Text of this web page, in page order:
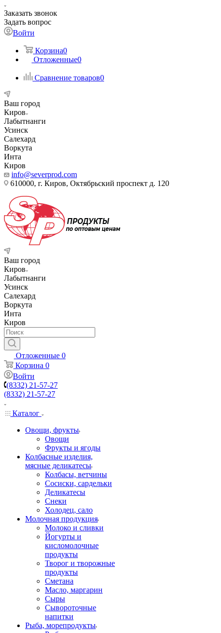
Заказать звонок
Задать вопрос
Войти
Корзина0
Отложенные0
Сравнение товаров0
Ваш город
Киров
Лабытнанги
Усинск
Салехард
Воркута
Инта
Киров
info@severprod.com
610000, г. Киров, Октябрьский проспект д. 120
Ваш город
Киров
Лабытнанги
Усинск
Салехард
Воркута
Инта
Киров
Отложенные 0
Корзина 0
Войти
(8332) 21-57-27
(8332) 21-57-27
Каталог
Овощи, фрукты
Овощи
Фрукты и ягоды
Колбасные изделия,
мясные деликатесы
Колбасы, ветчины
Сосиски, сардельки
Деликатесы
Снеки
Холодец, сало
Молочная продукция
Молоко и сливки
Йогурты и
кисломолочные
продукты
Творог и творожные
продукты
Сметана
Масло, маргарин
Сыры
Сывороточные
напитки
Рыба, морепродукты